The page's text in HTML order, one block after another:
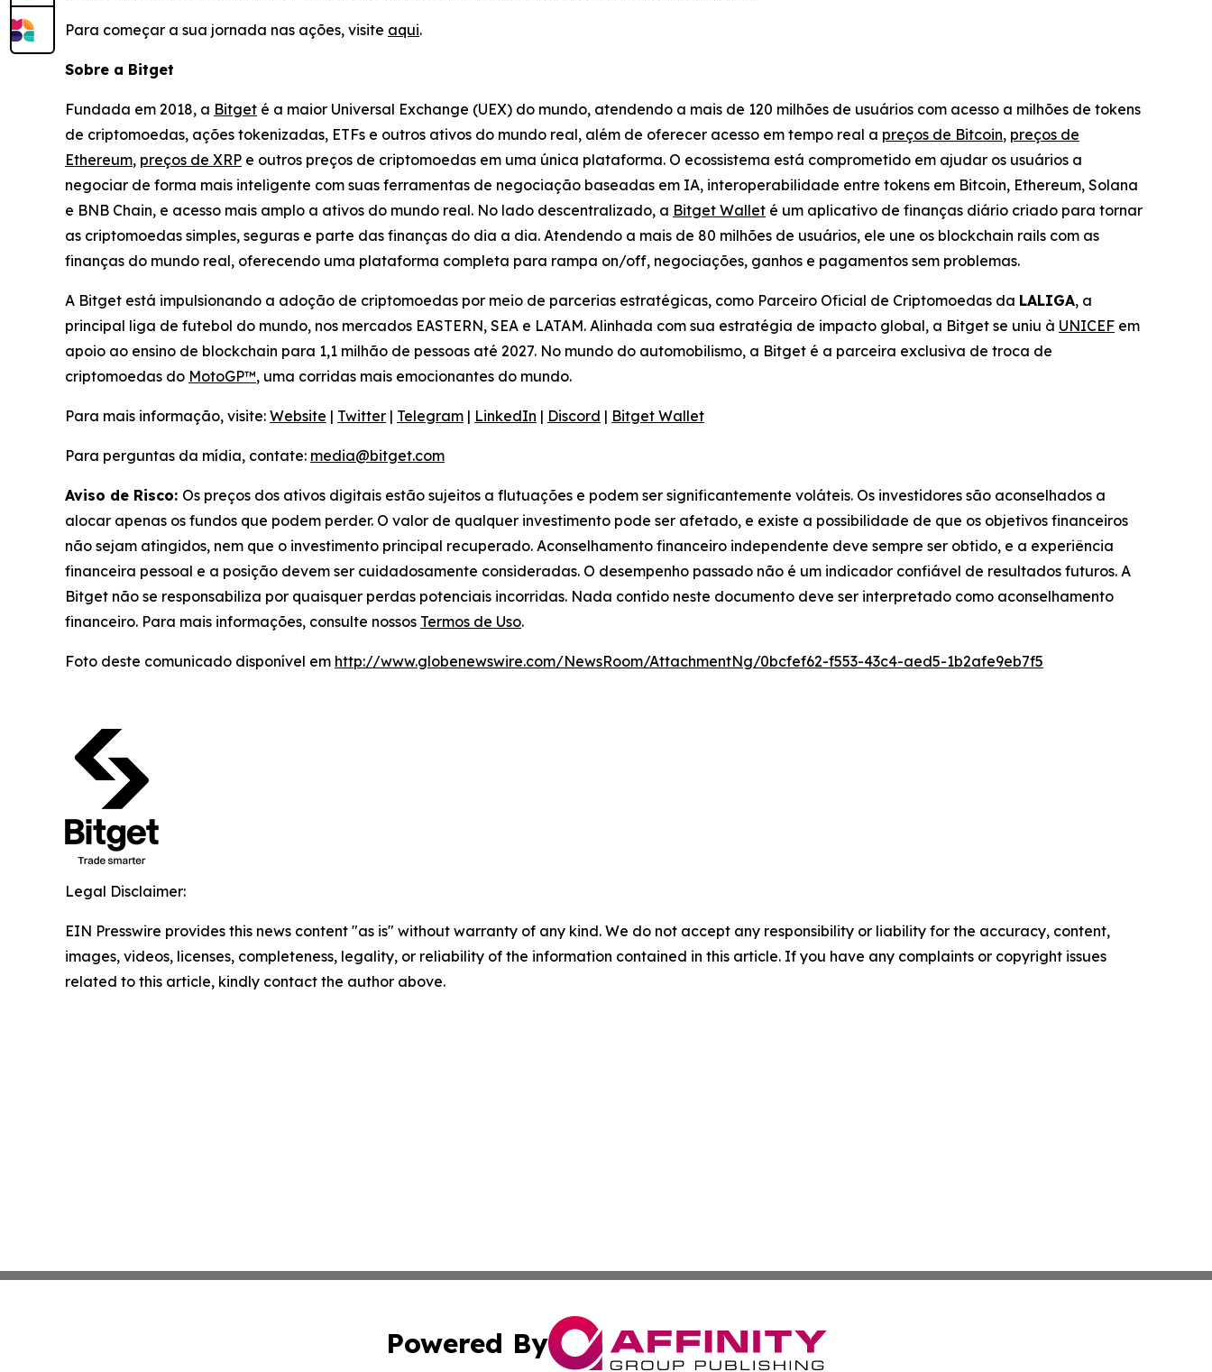
Para começar a sua jornada nas ações, visite aqui.
Sobre a Bitget
Fundada em 2018, a Bitget é a maior Universal Exchange (UEX) do mundo, atendendo a mais de 120 milhões de usuários com acesso a milhões de tokens
de criptomoedas, ações tokenizadas, ETFs e outros ativos do mundo real, além de oferecer acesso em tempo real a preços de Bitcoin, preços de
Ethereum, preços de XRP e outros preços de criptomoedas em uma única plataforma. O ecossistema está comprometido em ajudar os usuários a
negociar de forma mais inteligente com suas ferramentas de negociação baseadas em IA, interoperabilidade entre tokens em Bitcoin, Ethereum, Solana
e BNB Chain, e acesso mais amplo a ativos do mundo real. No lado descentralizado, a Bitget Wallet é um aplicativo de finanças diário criado para tornar
as criptomoedas simples, seguras e parte das finanças do dia a dia. Atendendo a mais de 80 milhões de usuários, ele une os blockchain rails com as
finanças do mundo real, oferecendo uma plataforma completa para rampa on/off, negociações, ganhos e pagamentos sem problemas.
A Bitget está impulsionando a adoção de criptomoedas por meio de parcerias estratégicas, como Parceiro Oficial de Criptomoedas da LALIGA, a
principal liga de futebol do mundo, nos mercados EASTERN, SEA e LATAM. Alinhada com sua estratégia de impacto global, a Bitget se uniu à UNICEF em
apoio ao ensino de blockchain para 1,1 milhão de pessoas até 2027. No mundo do automobilismo, a Bitget é a parceira exclusiva de troca de
criptomoedas do MotoGP™, uma corridas mais emocionantes do mundo.
Para mais informação, visite: Website | Twitter | Telegram | LinkedIn | Discord | Bitget Wallet
Para perguntas da mídia, contate: media@bitget.com
Aviso de Risco: Os preços dos ativos digitais estão sujeitos a flutuações e podem ser significantemente voláteis. Os investidores são aconselhados a
alocar apenas os fundos que podem perder. O valor de qualquer investimento pode ser afetado, e existe a possibilidade de que os objetivos financeiros
não sejam atingidos, nem que o investimento principal recuperado. Aconselhamento financeiro independente deve sempre ser obtido, e a experiência
financeira pessoal e a posição devem ser cuidadosamente consideradas. O desempenho passado não é um indicador confiável de resultados futuros. A
Bitget não se responsabiliza por quaisquer perdas potenciais incorridas. Nada contido neste documento deve ser interpretado como aconselhamento
financeiro. Para mais informações, consulte nossos Termos de Uso.
Foto deste comunicado disponível em http://www.globenewswire.com/NewsRoom/AttachmentNg/0bcfef62-f553-43c4-aed5-1b2afe9eb7f5
Legal Disclaimer:
EIN Presswire provides this news content "as is" without warranty of any kind. We do not accept any responsibility or liability for the accuracy, content,
images, videos, licenses, completeness, legality, or reliability of the information contained in this article. If you have any complaints or copyright issues
related to this article, kindly contact the author above.
Powered By